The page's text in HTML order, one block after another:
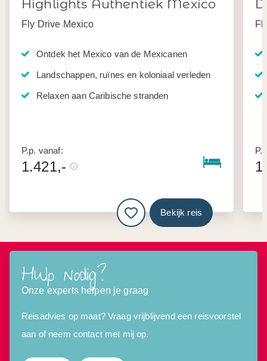
Highlights Authentiek Mexico
Fly Drive Mexico
Ontdek het Mexico van de Mexicanen
Landschappen, ruïnes en koloniaal verleden
Relaxen aan Caribische stranden
P.p. vanaf:
1.421,-
Bekijk reis
Hulp nodig?
Onze experts helpen je graag
Reisadvies op maat? Vraag vrijblijvend een reisvoorstel
aan of neem contact met mij op.